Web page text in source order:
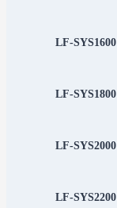
LF-SYS1600
LF-SYS1800
LF-SYS2000
LF-SYS2200